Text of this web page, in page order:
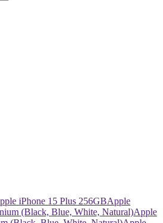
iPhone 15 Plus 256GBApple
(Black, Blue, White, Natural)Apple